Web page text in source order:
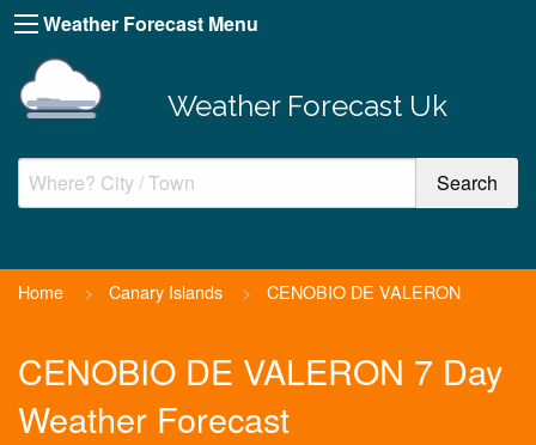
Weather Forecast Menu
Weather Forecast Uk
Home > Canary Islands > CENOBIO DE VALERON
CENOBIO DE VALERON 7 Day
Weather Forecast